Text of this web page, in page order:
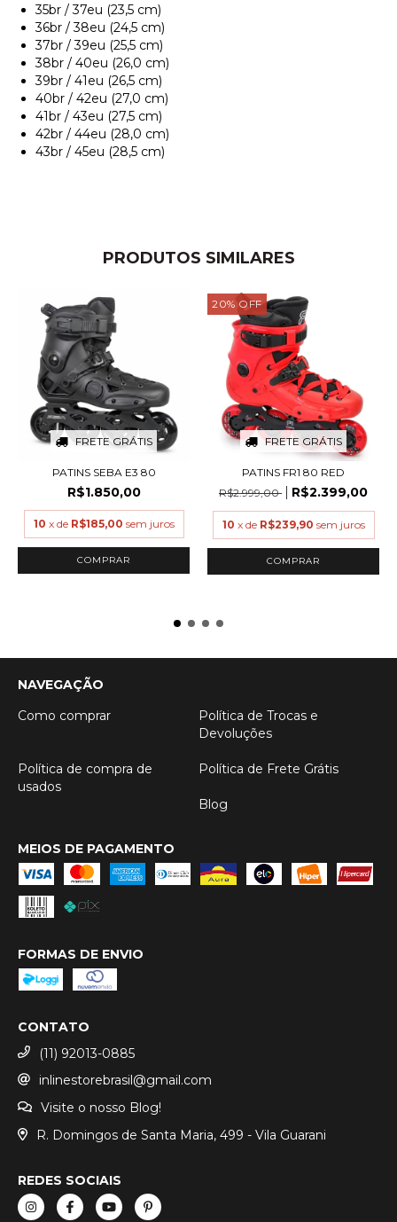
35br / 37eu (23,5 cm)
36br / 38eu (24,5 cm)
37br / 39eu (25,5 cm)
38br / 40eu (26,0 cm)
39br / 41eu (26,5 cm)
40br / 42eu (27,0 cm)
41br / 43eu (27,5 cm)
42br / 44eu (28,0 cm)
43br / 45eu (28,5 cm)
PRODUTOS SIMILARES
FRETE GRÁTIS
PATINS SEBA E3 80
R$1.850,00
10 x de R$185,00 sem juros
COMPRAR
20% OFF
FRETE GRÁTIS
PATINS FR1 80 RED
R$2.999,00
R$2.399,00
10 x de R$239,90 sem juros
COMPRAR
NAVEGAÇÃO
Como comprar
Política de Trocas e
Devoluções
Política de compra de
usados
Política de Frete Grátis
Blog
MEIOS DE PAGAMENTO
FORMAS DE ENVIO
CONTATO
(11) 92013-0885
inlinestorebrasil@gmail.com
Visite o nosso Blog!
R. Domingos de Santa Maria, 499 - Vila Guarani
REDES SOCIAIS